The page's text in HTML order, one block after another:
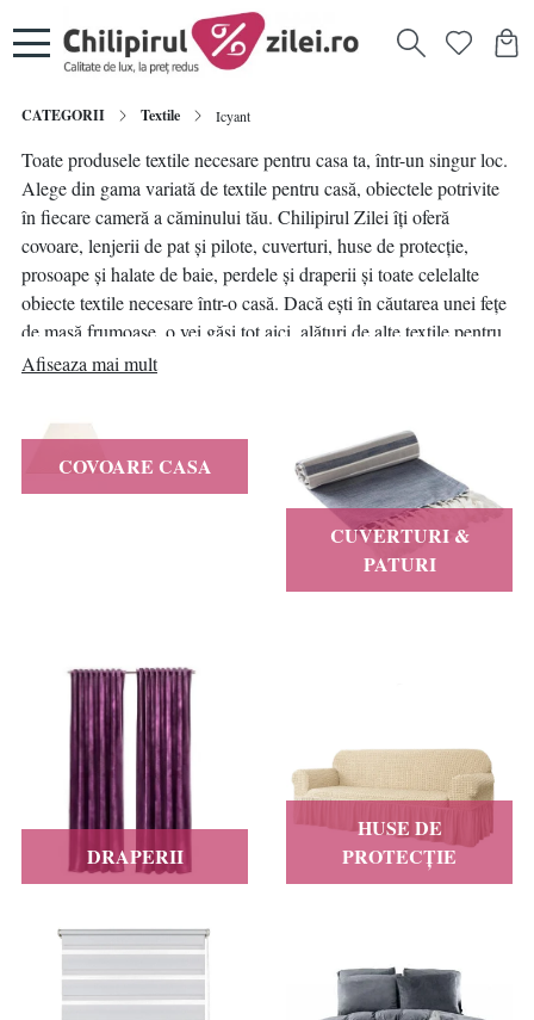
CATEGORII Textile Icyant
Toate produsele textile necesare pentru casa ta, într-un singur loc.
Alege din gama variată de textile pentru casă, obiectele potrivite
în fiecare cameră a căminului tău. Chilipirul Zilei îți oferă
covoare, lenjerii de pat și pilote, cuverturi, huse de protecție,
prosoape și halate de baie, perdele și draperii și toate celelalte
obiecte textile necesare într-o casă. Dacă ești în căutarea unei fețe
de masă frumoase, o vei găsi tot aici, alături de alte textile pentru
bucătărie - naproane, prosoape, șorțuri si mănuși, perne de scaun.
puncte deloialitate.
Afiseaza mai mult
COVOARE CASA
CUVERTURI &
PATURI
DRAPERII
HUSE DE
PROTECȚIE